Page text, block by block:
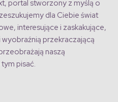
portal stworzony z myślą o
dla Ciebie świat
interesujące i zaskakujące,
przekraczającą
naszą
pisać.